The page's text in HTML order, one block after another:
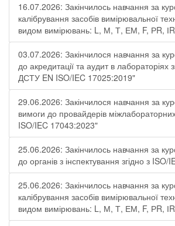
16.07.2026: Закінчилось навчання за
калібрування засобів вимірювальної
видом вимірювань: L, М, Т, ЕМ, F, РR,
03.07.2026: Закінчилося навчання за
до акредитації та аудит в лабораторіях
ДСТУ EN ISO/IEC 17025:2019"
29.06.2026: Закінчилося навчання за
вимоги до провайдерів
ISO/IEC 17043:2023"
25.06.2026: Закінчилось навчання за
до органів з інспектування згідно з
25.06.2026: Закінчилось навчання за
калібрування засобів вимірювальної
видом вимірювань: L, М, Т, ЕМ, F, РR,